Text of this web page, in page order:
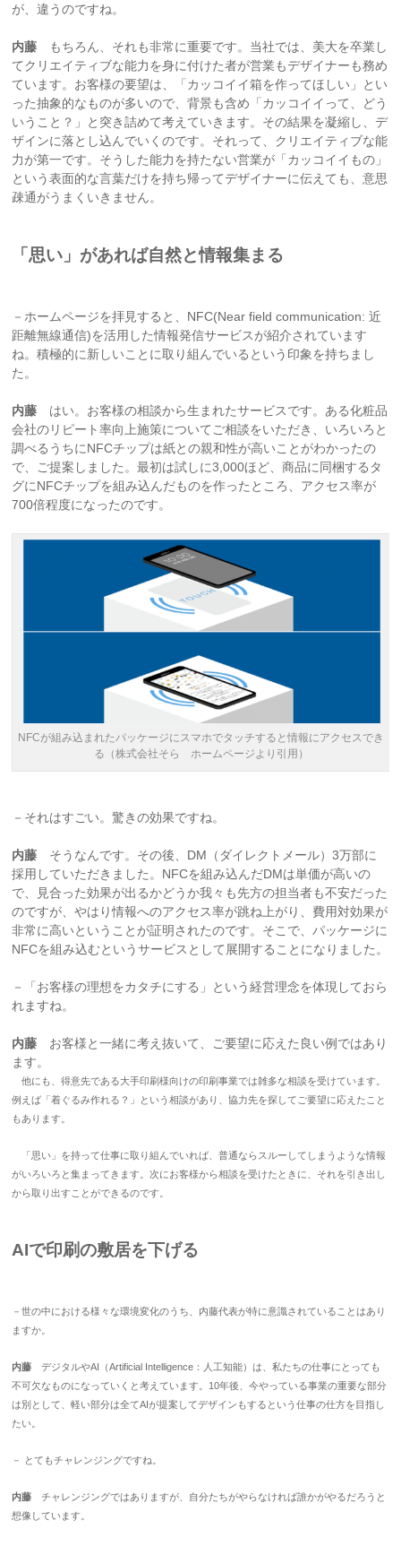
が、違うのですね。
内藤 もちろん、それも非常に重要です。当社では、美大を卒業し
てクリエイティブな能力を身に付けた者が営業もデザイナーも務め
ています。お客様の要望は、「カッコイイ箱を作ってほしい」とい
った抽象的なものが多いので、背景も含め「カッコイイって、どう
いうこと？」と突き詰めて考えていきます。その結果を凝縮し、デ
ザインに落とし込んでいくのです。それって、クリエイティブな能
力が第一です。そうした能力を持たない営業が「カッコイイもの」
という表面的な言葉だけを持ち帰ってデザイナーに伝えても、意思
疎通がうまくいきません。
「思い」があれば自然と情報集まる
－ホームページを拝見すると、NFC(Near field communication: 近
距離無線通信)を活用した情報発信サービスが紹介されています
ね。積極的に新しいことに取り組んでいるという印象を持ちまし
た。
内藤 はい。お客様の相談から生まれたサービスです。ある化粧品
会社のリピート率向上施策についてご相談をいただき、いろいろと
調べるうちにNFCチップは紙との親和性が高いことがわかったの
で、ご提案しました。最初は試しに3,000ほど、商品に同梱するタ
グにNFCチップを組み込んだものを作ったところ、アクセス率が
700倍程度になったのです。
NFCが組み込まれたパッケージにスマホでタッチすると情報にアクセスでき
る（株式会社そら ホームページより引用）
－それはすごい。驚きの効果ですね。
内藤 そうなんです。その後、DM（ダイレクトメール）3万部に
採用していただきました。NFCを組み込んだDMは単価が高いの
で、見合った効果が出るかどうか我々も先方の担当者も不安だった
のですが、やはり情報へのアクセス率が跳ね上がり、費用対効果が
非常に高いということが証明されたのです。そこで、パッケージに
NFCを組み込むというサービスとして展開することになりました。
－「お客様の理想をカタチにする」という経営理念を体現しておら
れますね。
内藤
お客様と一緒に考え抜いて、ご要望に応えた良い例ではあり
ます。
他にも、得意先である大手印刷様向けの印刷事業では雑多な相談を受けています。
例えば「着ぐるみ作れる？」という相談があり、協力先を探してご要望に応えたこと
もあります。
「思い」を持って仕事に取り組んでいれば、普通ならスルーしてしまうような情報
がいろいろと集まってきます。次にお客様から相談を受けたときに、それを引き出し
から取り出すことができるのです。
AIで印刷の敷居を下げる
－世の中における様々な環境変化のうち、内藤代表が特に意識されていることはあり
ますか。
内藤 デジタルやAI（Artificial Intelligence：人工知能）は、私たちの仕事にとっても
不可欠なものになっていくと考えています。10年後、今やっている事業の重要な部分
は別として、軽い部分は全てAIが提案してデザインもするという仕事の仕方を目指し
たい。
－ とてもチャレンジングですね。
内藤 チャレンジングではありますが、自分たちがやらなければ誰かがやるだろうと
想像しています。